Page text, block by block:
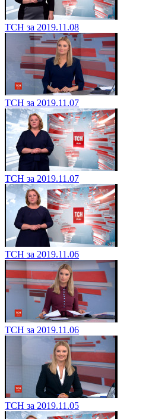
ТСН за 2019.11.08
ТСН за 2019.11.07
ТСН за 2019.11.07
ТСН за 2019.11.06
ТСН за 2019.11.06
ТСН за 2019.11.05